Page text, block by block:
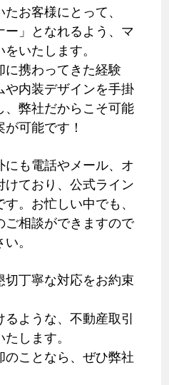
お客様にとって、
ー」となれるよう、マ
いたします。
携わってきた経験
や内装デザインを手掛
弊社だからこそ可能
可能です！
にも電話やメール、オ
ており、公式ライン
。お忙しい中でも、
相談ができますので
。
丁寧な対応をお約束
ような、不動産取引
します。
ことなら、ぜひ弊社